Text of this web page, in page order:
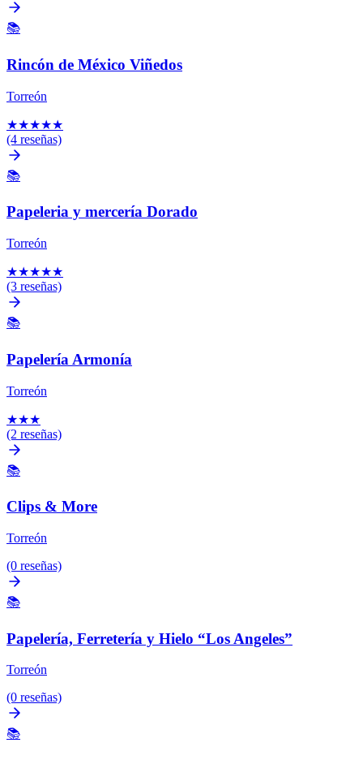
📚
Rincón de México Viñedos
Torreón
★★★★★
(4 reseñas)
📚
Papeleria y mercería Dorado
Torreón
★★★★★
(3 reseñas)
📚
Papelería Armonía
Torreón
★★★
(2 reseñas)
📚
Clips & More
Torreón
(0 reseñas)
📚
Papelería, Ferretería y Hielo “Los Angeles”
Torreón
(0 reseñas)
📚